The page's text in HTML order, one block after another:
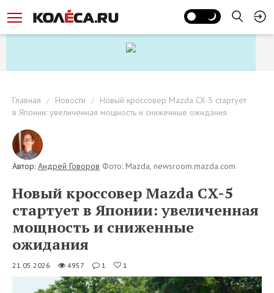
Главная Новости
Новый кроссовер Mazda CX-5 стартует
в Японии: увеличенная мощность и сниженные ожидания
Автор: Андрей Говоров Фото: Mazda, newsroom.mazda.com
Новый кроссовер Mazda CX-5
стартует в Японии: увеличенная
мощность и сниженные
ожидания
21.05.2026 4957 1 1